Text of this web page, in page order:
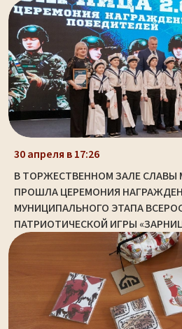
30 апреля в 17:26
В ТОРЖЕСТВЕННОМ ЗАЛЕ СЛАВЫ
ПРОШЛА ЦЕРЕМОНИЯ
МУНИЦИПАЛЬНОГО ЭТАПА
ПАТРИОТИЧЕСКОЙ ИГРЫ